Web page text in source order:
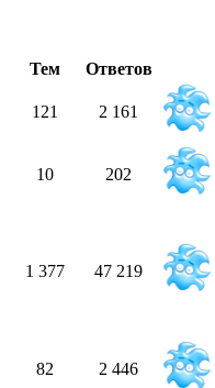
Тем Ответов
121 2 161
10 202
1 377 47 219
82 2 446